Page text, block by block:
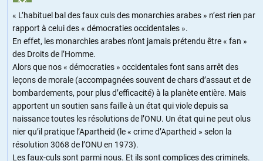
« L’habituel bal des faux culs des monarchies arabes » n’est rien par
rapport à celui des « démocraties occidentales ».
En effet, les monarchies arabes n’ont jamais prétendu être « fan »
des Droits de l’Homme.
Alors que nos « démocraties » occidentales font sans arrêt des
leçons de morale (accompagnées souvent de chars d’assaut et de
bombardements, pour plus d’efficacité) à la planète entière. Mais
apportent un soutien sans faille à un état qui viole depuis sa
naissance toutes les résolutions de l’ONU. Un état qui ne peut olus
nier qu’il pratique l’Apartheid (le « crime d’Apartheid » selon la
résolution 3068 de l’ONU en 1973).
Les faux-culs sont parmi nous. Et ils sont complices des criminels.